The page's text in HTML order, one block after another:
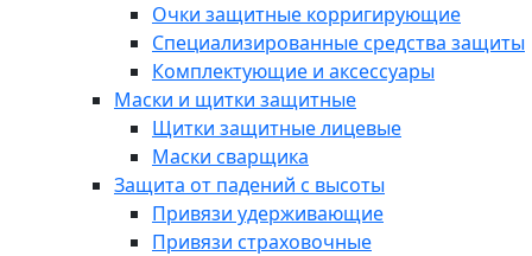
Очки защитные корригирующие
Специализированные средства защиты
Комплектующие и аксессуары
Маски и щитки защитные
Щитки защитные лицевые
Маски сварщика
Защита от падений с высоты
Привязи удерживающие
Привязи страховочные